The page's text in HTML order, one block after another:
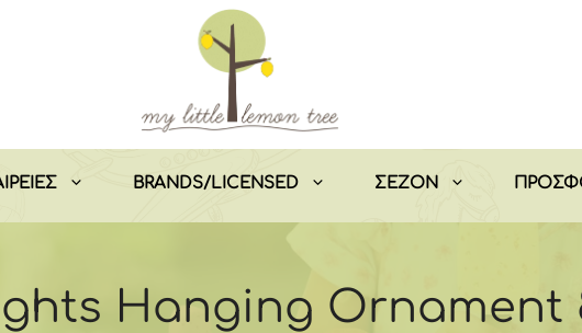
BRANDS/LICENSED ΣEZON
Hanging Ornament